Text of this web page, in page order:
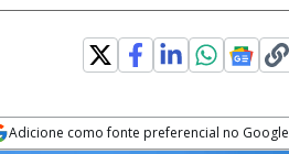
Adicione como fonte preferencial no Google